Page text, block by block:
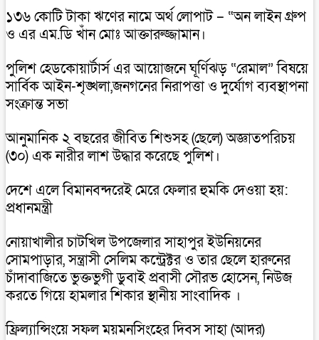
১৩৬ কোটি টাকা ঋণের নামে অর্থ লোপাট – “অন লাইন গ্রুপ
ও এর এম.ডি খাঁন মোঃ আক্তারুজ্জামান।
পুলিশ হেডকোয়ার্টার্স এর আয়োজনে ঘূর্ণিঝড় “রেমাল” বিষয়ে
সার্বিক আইন-শৃঙ্খলা,জনগনের নিরাপত্তা ও দুর্যোগ ব্যবস্থাপনা
সংক্রান্ত সভা
আনুমানিক ২ বছরের জীবিত শিশুসহ (ছেলে) অজ্ঞাতপরিচয়
(৩০) এক নারীর লাশ উদ্ধার করেছে পুলিশ।
দেশে এলে বিমানবন্দরেই মেরে ফেলার হুমকি দেওয়া হয়:
প্রধানমন্ত্রী
নোয়াখালীর চাটখিল উপজেলার সাহাপুর ইউনিয়নের
সোমপাড়ার, সন্ত্রাসী সেলিম কন্ট্রেক্টর ও তার ছেলে হারুনের
চাঁদাবাজিতে ভুক্তভুগী ডুবাই প্রবাসী সৌরভ হোসেন, নিউজ
করতে গিয়ে হামলার শিকার স্থানীয় সাংবাদিক ।
ফ্রিল্যান্সিংয়ে সফল ময়মনসিংহের দিবস সাহা (আদর)